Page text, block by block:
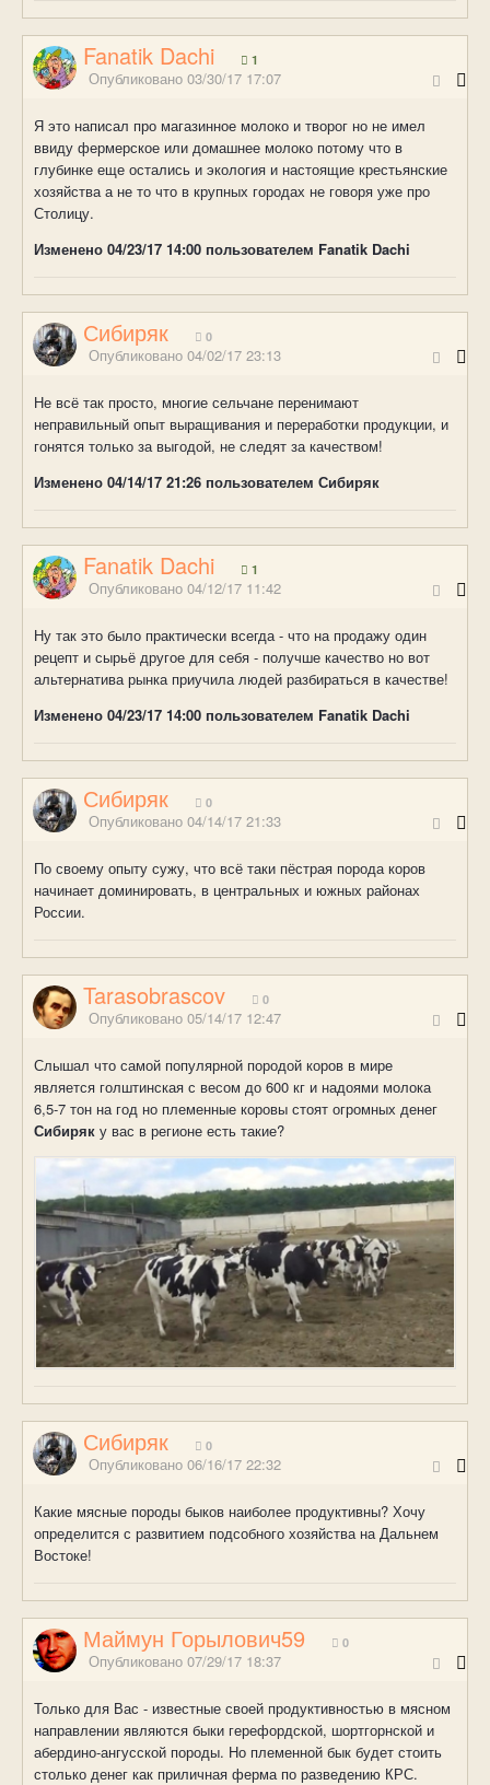
Fanatik Dachi 1
Опубликовано 03/30/17 17:07
Я это написал про магазинное молоко и творог но не имел
ввиду фермерское или домашнее молоко потому что в
глубинке еще остались и экология и настоящие крестьянские
хозяйства а не то что в крупных городах не говоря уже про
Столицу.
Изменено 04/23/17 14:00 пользователем Fanatik Dachi
Сибиряк 0
Опубликовано 04/02/17 23:13
Не всё так просто, многие сельчане перенимают
неправильный опыт выращивания и переработки продукции, и
гонятся только за выгодой, не следят за качеством!
Изменено 04/14/17 21:26 пользователем Сибиряк
Fanatik Dachi 1
Опубликовано 04/12/17 11:42
Ну так это было практически всегда - что на продажу один
рецепт и сырьё другое для себя - получше качество но вот
альтернатива рынка приучила людей разбираться в качестве!
Изменено 04/23/17 14:00 пользователем Fanatik Dachi
Сибиряк 0
Опубликовано 04/14/17 21:33
По своему опыту сужу, что всё таки пёстрая порода коров
начинает доминировать, в центральных и южных районах
России.
Tarasobrascov 0
Опубликовано 05/14/17 12:47
Слышал что самой популярной породой коров в мире
является голштинская с весом до 600 кг и надоями молока
6,5-7 тон на год но племенные коровы стоят огромных денег
Сибиряк у вас в регионе есть такие?
Сибиряк 0
Опубликовано 06/16/17 22:32
Какие мясные породы быков наиболее продуктивны? Хочу
определится с развитием подсобного хозяйства на Дальнем
Востоке!
Маймун Горылович59 0
Опубликовано 07/29/17 18:37
Только для Вас - известные своей продуктивностью в мясном
направлении являются быки герефордской, шортгорнской и
абердино-ангусской породы. Но племенной бык будет стоить
столько денег как приличная ферма по разведению КРС.